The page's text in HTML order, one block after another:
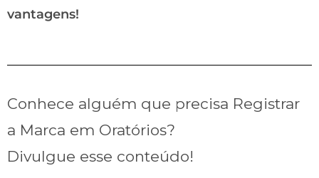
vantagens!
Conhece alguém que precisa Registrar
a Marca em Oratórios?
Divulgue esse conteúdo!